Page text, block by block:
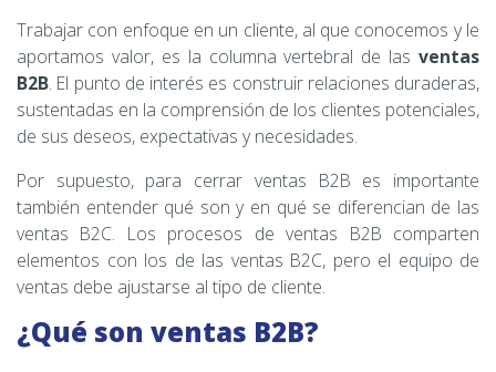
Trabajar con enfoque en un cliente, al que conocemos y le
aportamos valor, es la columna vertebral de las ventas
B2B. El punto de interés es construir relaciones duraderas,
sustentadas en la comprensión de los clientes potenciales,
de sus deseos, expectativas y necesidades.
Por supuesto, para cerrar ventas B2B es importante
también entender qué son y en qué se diferencian de las
ventas B2C. Los procesos de ventas B2B comparten
elementos con los de las ventas B2C, pero el equipo de
ventas debe ajustarse al tipo de cliente.
¿Qué son ventas B2B?